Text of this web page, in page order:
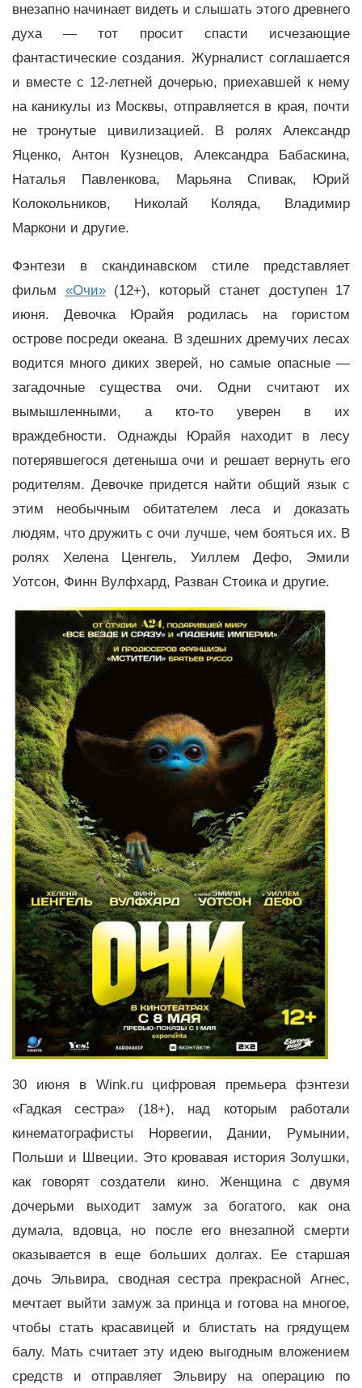
внезапно начинает видеть и слышать этого древнего
духа — тот просит спасти исчезающие
фантастические создания. Журналист соглашается
и вместе с 12-летней дочерью, приехавшей к нему
на каникулы из Москвы, отправляется в края, почти
не тронутые цивилизацией. В ролях Александр
Яценко, Антон Кузнецов, Александра Бабаскина,
Наталья Павленкова, Марьяна Спивак, Юрий
Колокольников, Николай Коляда, Владимир
Маркони и другие.
Фэнтези в скандинавском стиле представляет
фильм «Очи»(12+), который станет доступен 17
июня. Девочка Юрайя родилась на гористом
острове посреди океана. В здешних дремучих лесах
водится много диких зверей, но самые опасные —
загадочные существа очи. Одни считают их
вымышленными, а кто-то уверен в их
враждебности. Однажды Юрайя находит в лесу
потерявшегося детеныша очи и решает вернуть его
родителям. Девочке придется найти общий язык с
этим необычным обитателем леса и доказать
людям, что дружить с очи лучше, чем бояться их. В
ролях Хелена Ценгель, Уиллем Дефо, Эмили
Уотсон, Финн Вулфхард, Разван Стоика и другие.
30 июня в Wink.ru цифровая премьера фэнтези
«Гадкая сестра» (18+), над которым работали
кинематографисты Норвегии, Дании, Румынии,
Польши и Швеции. Это кровавая история Золушки,
как говорят создатели кино. Женщина с двумя
дочерьми выходит замуж за богатого, как она
думала, вдовца, но после его внезапной смерти
оказывается в еще больших долгах. Ее старшая
дочь Эльвира, сводная сестра прекрасной Агнес,
мечтает выйти замуж за принца и готова на многое,
чтобы стать красавицей и блистать на грядущем
балу. Мать считает эту идею выгодным вложением
средств и отправляет Эльвиру на операцию по